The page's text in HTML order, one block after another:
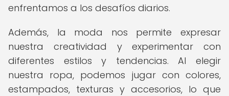
enfrentamos a los desafíos diarios.
Además, la moda nos permite expresar
nuestra creatividad y experimentar con
diferentes estilos y tendencias. Al elegir
nuestra ropa, podemos jugar con colores,
estampados, texturas y accesorios, lo que